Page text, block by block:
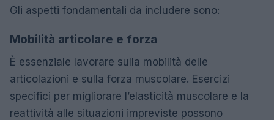
Gli aspetti fondamentali da includere sono:
Mobilità articolare e forza
È essenziale lavorare sulla mobilità delle
articolazioni e sulla forza muscolare. Esercizi
specifici per migliorare l’elasticità muscolare e la
reattività alle situazioni impreviste possono